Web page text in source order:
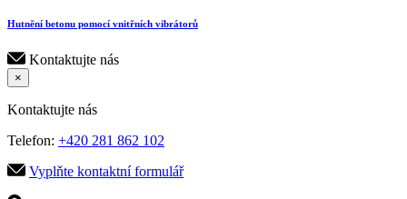
Hutnění betonu pomocí vnitřních vibrátorů
Kontaktujte nás
×
Kontaktujte nás
Telefon: +420 281 862 102
Vyplňte kontaktní formulář